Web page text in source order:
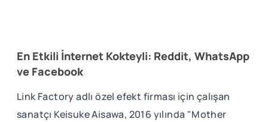
En Etkili İnternet Kokteyli: Reddit, WhatsApp
ve Facebook
Link Factory adlı özel efekt firması için çalışan
sanatçı Keisuke Aisawa, 2016 yılında "Mother